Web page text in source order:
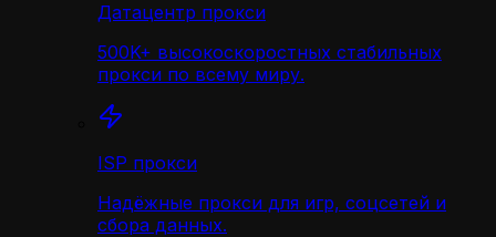
Датацентр прокси
500K+ высокоскоростных стабильных
прокси по всему миру.
ISP прокси
Надёжные прокси для игр, соцсетей и
сбора данных.